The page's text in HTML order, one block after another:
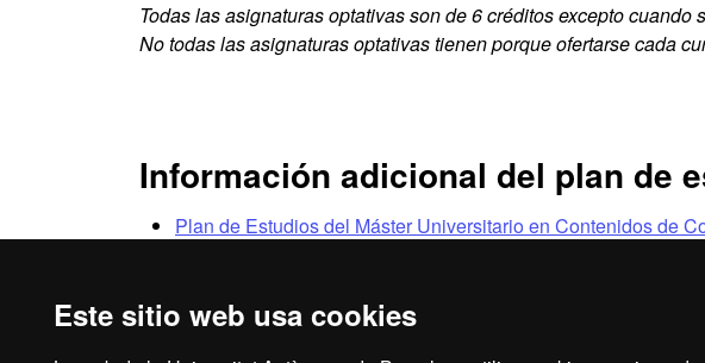
Este sitio web usa cookies
Todas las asignaturas optativas son de 6 créditos excepto cuando
No todas las asignaturas optativas tienen porque ofertarse cada
Información adicional del plan de
Plan de Estudios del Máster Universitario en Contenidos de